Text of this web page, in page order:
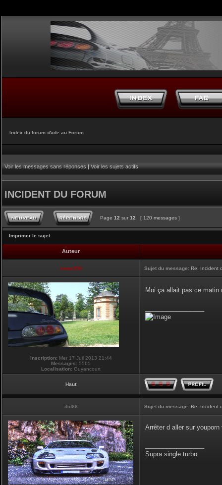
Index du forum ‹Aide au Forum
Voir les messages sans réponses|Voir les sujets actifs
INCIDENT DU FORUM
Page 12 sur 12 [ 120 messages ]
Imprimer le sujet
Auteur
vmax330 Sujet du message: Re: Incident
Inscription:Mer 17 Juil 2013 21:44
Messages: 5565
Localisation: Guyancourt
Moi ça allait pas ce
Haut
did88 Sujet du message: Re: Incident
Arrêter d aller sur
Supra single turbo